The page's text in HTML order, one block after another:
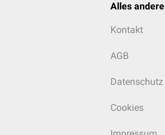
Alles andere
Kontakt
AGB
Datenschutz
Cookies